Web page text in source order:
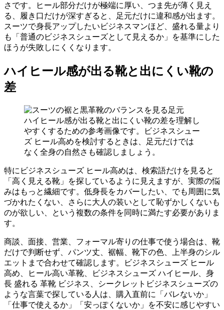
さです。ヒール部分だけが極端に厚い、つま先が薄く見え
る、履き口だけが深すぎると、足元だけに違和感が出ます。
スーツで身長アップしたいビジネスマンほど、盛れる量より
も「普通のビジネスシューズとして見えるか」を基準にした
ほうが失敗しにくくなります。
ハイヒール感が出る靴と出にくい靴の
差
ハイヒール感が出る靴と出にくい靴の差を理解し
やすくするための参考画像です。ビジネスシュー
ズ ヒール高めを検討するときは、足元だけでは
なく全身の自然さも確認しましょう。
特にビジネスシューズ ヒール高めは、検索語だけを見ると
「高く見える靴」を探しているように見えますが、実際の悩
みはもっと繊細です。低身長をカバーしたい、でも周囲に気
づかれたくない、さらに大人の装いとして恥ずかしくないも
のが欲しい、という複数の条件を同時に満たす必要がありま
す。
商談、面接、営業、フォーマル寄りの仕事で使う場合は、靴
だけで判断せず、パンツ丈、裾幅、靴下の色、上半身のシル
エットまで合わせて確認します。ビジネスシューズ ヒール
高め、ヒール高い革靴、ビジネスシューズ ハイヒール、身
長 盛れる 革靴 ビジネス、シークレットビジネスシューズの
ような言葉で探している人は、購入直前に「バレないか」
「仕事で使えるか」「安っぽくないか」を不安に感じやすい